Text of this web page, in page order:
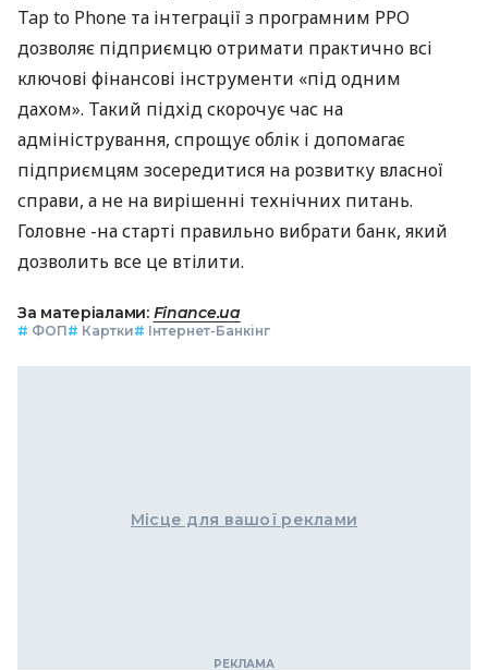
Tap to Phone та інтеграції з програмним РРО
дозволяє підприємцю отримати практично всі
ключові фінансові інструменти «під одним
дахом». Такий підхід скорочує час на
адміністрування, спрощує облік і допомагає
підприємцям зосередитися на розвитку власної
справи, а не на вирішенні технічних питань.
Головне -на старті правильно вибрати банк, який
дозволить все це втілити.
За матеріалами: Finance.ua
# ФОП# Картки# Інтернет-Банкінг
Місце для вашої реклами